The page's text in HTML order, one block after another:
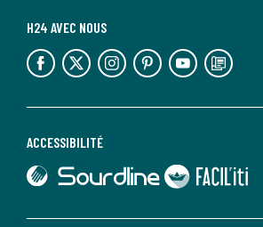
ACCESSIBILITÉ
lien vers Sourdline
lien vers Faciliti
H24 AVEC NOUS
lien vers l'espace réseaux sociaux lien vers l'espace réseaux sociaux lien vers l'espace réseaux sociaux lien vers l'espace réseaux sociaux lien vers l'espace réseaux sociaux lien vers le blog la redoute